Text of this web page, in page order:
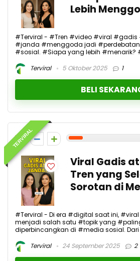
Lebih
#Terviral - #Tren #video #viral #gadis
#janda #menggoda jadi
#sosial. #Siapa yang lebih #menarik?
Terviral
5 Oktober 2025 1
BELI
TERVIRAL
1
Viral Gadis
Tren yang
Sorotan di
#Terviral - Di era #digital saat ini,
menjadi salah satu #topik yang
diperbincangkan di #media sosial. Dari
Terviral
24 September 2025 2